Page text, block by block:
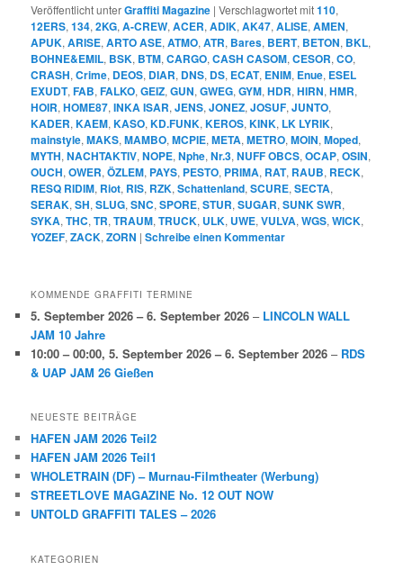
Veröffentlicht unterGraffiti Magazine |Verschlagwortet mit110,
12ERS,134,2KG,A-CREW,ACER,ADIK,AK47,ALISE,AMEN,
APUK,ARISE,ARTO ASE,ATMO,ATR, Bares, BERT, BETON, BKL,
BOHNE&EMIL, BSK, BTM,CARGO,CASH CASOM,CESOR,CO,
CRASH,Crime, DEOS, DIAR, DNS, DS, ECAT, ENIM, Enue, ESEL
EXUDT,FAB,FALKO,GEIZ,GUN,GWEG,GYM,HDR,HIRN,HMR,
HOIR,HOME87,INKA ISAR,JENS,JONEZ,JOSUF,JUNTO,
KADER,KAEM,KASO,KD.FUNK,KEROS,KINK, LK LYRIK,
mainstyle,MAKS,MAMBO,MCPIE,META,METRO,MOIN,Moped,
MYTH,NACHTAKTIV,NOPE,Nphe,Nr.3,NUFF OBCS,OCAP,OSIN,
OUCH,OWER,ÖZLEM, PAYS, PESTO, PRIMA, RAT, RAUB, RECK,
RESQ RIDIM, Riot, RIS, RZK,Schattenland,SCURE,SECTA,
SERAK,SH,SLUG,SNC,SPORE,STUR,SUGAR,SUNK SWR,
SYKA,THC,TR,TRAUM,TRUCK, ULK, UWE,VULVA,WGS,WICK,
YOZEF,ZACK,ZORN |Schreibe einen Kommentar
KOMMENDE GRAFFITI TERMINE
5. September 2026 – 6. September 2026 – LINCOLN WALL
JAM 10 Jahre
10:00 – 00:00,5. September 2026 – 6. September 2026 – RDS
& UAP JAM 26 Gießen
NEUESTE BEITRÄGE
HAFEN JAM 2026 Teil2
HAFEN JAM 2026 Teil1
WHOLETRAIN (DF) – Murnau-Filmtheater (Werbung)
STREETLOVE MAGAZINE No. 12 OUT NOW
UNTOLD GRAFFITI TALES – 2026
KATEGORIEN